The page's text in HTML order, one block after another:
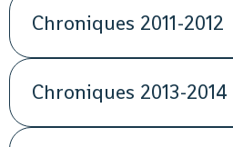
Chroniques 2011-2012
Chroniques 2013-2014